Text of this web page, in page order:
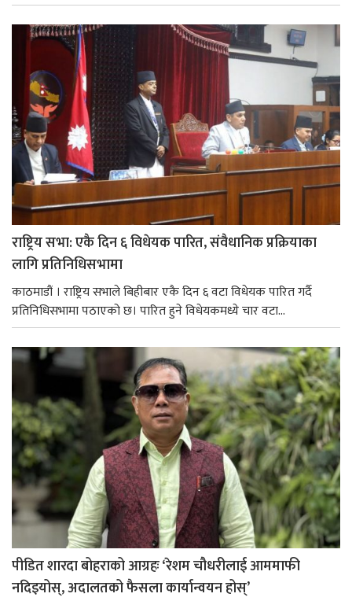
राष्ट्रिय सभा: एकै दिन ६ विधेयक पारित, संवैधानिक प्रक्रियाका
लागि प्रतिनिधिसभामा
काठमाडौं । राष्ट्रिय सभाले बिहीबार एकै दिन ६ वटा विधेयक पारित गर्दै
प्रतिनिधिसभामा पठाएको छ। पारित हुने विधेयकमध्ये चार वटा...
पीडित शारदा बोहराको आग्रहः ‘रेशम चौधरीलाई आममाफी
नदिइयोस्, अदालतको फैसला कार्यान्वयन होस्’